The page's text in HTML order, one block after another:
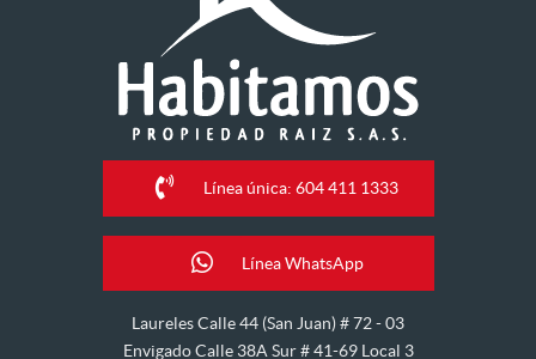
Línea única: 604 411 1333
Línea WhatsApp
Laureles Calle 44 (San Juan) # 72 - 03
Envigado Calle 38A Sur # 41-69 Local 3